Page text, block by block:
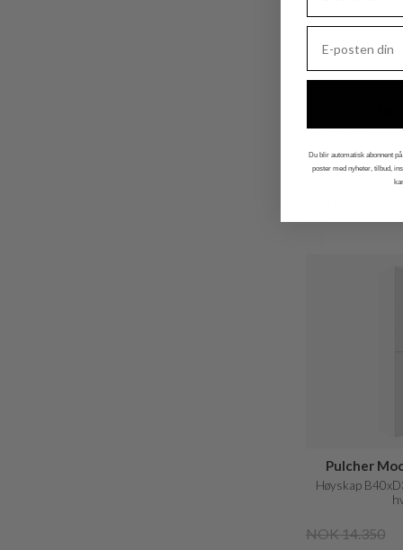
Pulcher
Veggskap,
Pulcher
Høyskap
NOK 14.350
Du blir automatisk abonnent
poster med nyheter, tilbud,